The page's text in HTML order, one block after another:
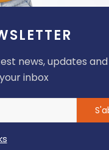
news, updates
inbox